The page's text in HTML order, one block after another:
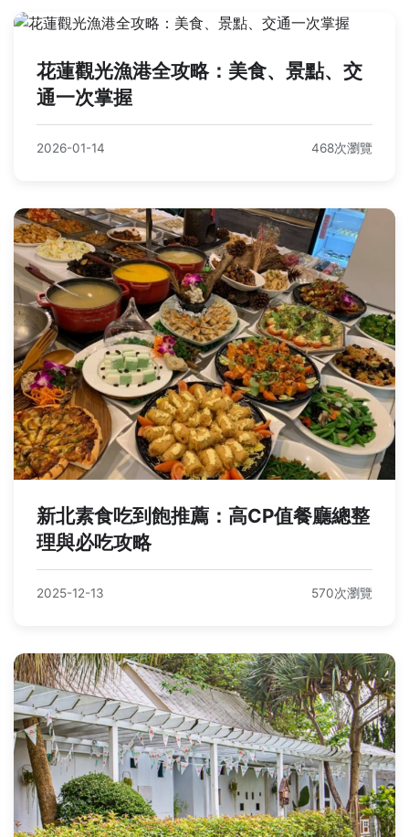
花蓮觀光漁港全攻略：美食、景點、交
通一次掌握
2026-01-14 468次瀏覽
新北素食吃到飽推薦：高CP值餐廳總整
理與必吃攻略
2025-12-13 570次瀏覽